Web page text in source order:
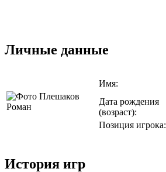
Личные данные
Имя:
Дата рождения
(возраст):
Позиция игрока:
История игр